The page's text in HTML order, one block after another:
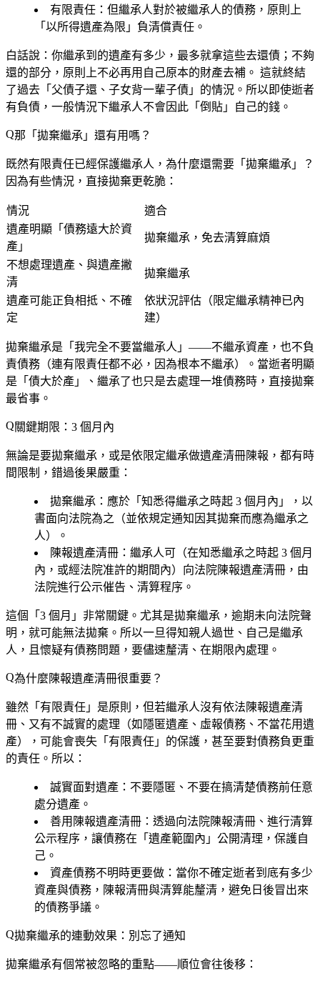
有限責任 ：但繼承人對於被繼承人的債務，原則上
「 以所得遺產為限 」負清償責任。
白話說： 你繼承到的遺產有多少，最多就拿這些去還債；不夠
還的部分，原則上不必再用自己原本的財產去補。 這就終結
了過去「父債子還、子女背一輩子債」的情況。所以即使逝者
有負債，一般情況下繼承人不會因此「倒貼」自己的錢。
那「拋棄繼承」還有用嗎？
既然有限責任已經保護繼承人，為什麼還需要「拋棄繼承」？
因為有些情況， 直接拋棄更乾脆 ：
情況
適合
遺產明顯「債務遠大於資
產」
拋棄繼承，免去清算麻煩
不想處理遺產、與遺產撇
清
拋棄繼承
遺產可能正負相抵、不確
定
依狀況評估（限定繼承精神已內
建）
拋棄繼承是「我完全不要當繼承人」——不繼承資產，也不負
責債務（連有限責任都不必，因為根本不繼承）。當逝者明顯
是「債大於產」、繼承了也只是去處理一堆債務時，直接拋棄
最省事。
關鍵期限：3 個月內
無論是要拋棄繼承，或是依限定繼承做遺產清冊陳報，都有時
間限制 ，錯過後果嚴重：
拋棄繼承 ：應於「知悉得繼承之時起 3 個月內 」，以
書面向法院為之（並依規定通知因其拋棄而應為繼承之
人）。
陳報遺產清冊 ：繼承人可（在知悉繼承之時起 3 個月
內，或經法院准許的期間內）向法院陳報遺產清冊 ，由
法院進行公示催告、清算程序。
這個「 3 個月 」非常關鍵。尤其是拋棄繼承，逾期未向法院聲
明，就可能無法拋棄。所以一旦得知親人過世、自己是繼承
人，且懷疑有債務問題，要儘速釐清、在期限內處理。
為什麼陳報遺產清冊很重要？
雖然「有限責任」是原則，但若繼承人沒有依法陳報遺產清
冊、又有不誠實的處理（如隱匿遺產、虛報債務、不當花用遺
產），可能會喪失「有限責任」的保護，甚至要對債務負更重
的責任。所以：
誠實面對遺產 ：不要隱匿、不要在搞清楚債務前任意
處分遺產。
善用陳報遺產清冊 ：透過向法院陳報清冊、進行清算
公示程序，讓債務在「遺產範圍內」公開清理，保護自
己。
資產債務不明時更要做 ：當你不確定逝者到底有多少
資產與債務，陳報清冊與清算能釐清，避免日後冒出來
的債務爭議。
拋棄繼承的連動效果：別忘了通知
拋棄繼承有個常被忽略的重點——順位會往後移 ：